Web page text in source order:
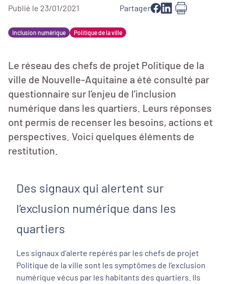
Publié le 23/01/2021
Partager
Inclusion numérique Politique de la ville
Le réseau des chefs de projet Politique de la
ville de Nouvelle-Aquitaine a été consulté par
questionnaire sur l’enjeu de l’inclusion
numérique dans les quartiers. Leurs réponses
ont permis de recenser les besoins, actions et
perspectives. Voici quelques éléments de
restitution.
Des signaux qui alertent sur
l’exclusion numérique dans les
quartiers
Les signaux d’alerte repérés par les chefs de projet
Politique de la ville sont les symptômes de l’exclusion
numérique vécus par les habitants des quartiers. Ils